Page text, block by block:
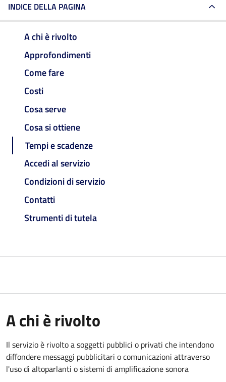
INDICE DELLA PAGINA
A chi è rivolto
Approfondimenti
Come fare
Costi
Cosa serve
Cosa si ottiene
Tempi e scadenze
Accedi al servizio
Condizioni di servizio
Contatti
Strumenti di tutela
A chi è rivolto
Il servizio è rivolto a soggetti pubblici o privati che intendono
diffondere messaggi pubblicitari o comunicazioni attraverso
l'uso di altoparlanti o sistemi di amplificazione sonora